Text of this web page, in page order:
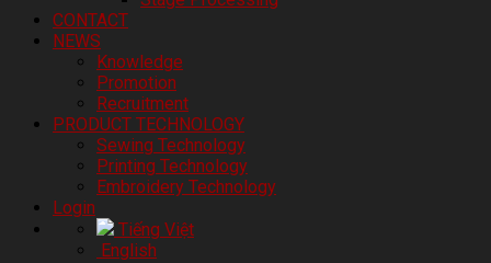
CONTACT
NEWS
Knowledge
Promotion
Recruitment
PRODUCT TECHNOLOGY
Sewing Technology
Printing Technology
Embroidery Technology
Login
Tiếng Việt
English